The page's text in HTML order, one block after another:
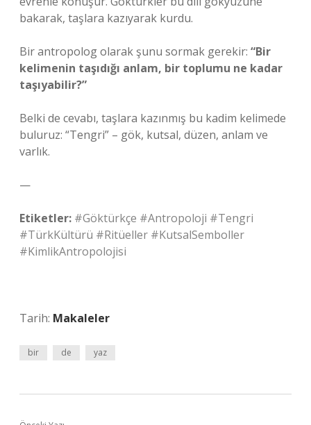
bakarak, taşlara kazıyarak kurdu.
Bir antropolog olarak şunu sormak gerekir: “Bir
kelimenin taşıdığı anlam, bir toplumu ne kadar
taşıyabilir?”
Belki de cevabı, taşlara kazınmış bu kadim kelimede
buluruz: “Tengri” – gök, kutsal, düzen, anlam ve
varlık.
—
Etiketler: #Göktürkçe #Antropoloji #Tengri
#TürkKültürü #Ritüeller #KutsalSemboller
#KimlikAntropolojisi
Tarih: Makaleler
bir de yaz